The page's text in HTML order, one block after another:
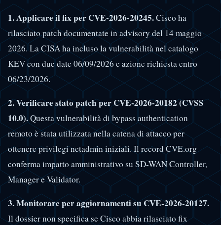
1. Applicare il fix per CVE-2026-20245.Cisco ha
rilasciato patch documentate in advisory del 14 maggio
2026. La CISA ha incluso la vulnerabilità nel catalogo
KEV con due date 06/09/2026 e azione richiesta entro
06/23/2026.
2. Verificare stato patch per CVE-2026-20182 (CVSS
10.0).Questa vulnerabilità di bypass authentication
remoto è stata utilizzata nella catena di attacco per
ottenere privilegi netadmin iniziali. Il record CVE.org
conferma impatto amministrativo su SD-WAN Controller,
Manager e Validator.
3. Monitorare per aggiornamenti su CVE-2026-20127.
Il dossier non specifica se Cisco abbia rilasciato fix